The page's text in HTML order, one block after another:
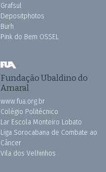
Grafsul
Depositphotos
Burh
Pink do Bem OSSEL
Fundação Ubaldino do
Amaral
www.fua.org.br
Colégio Politécnico
Lar Escola Monteiro Lobato
Liga Sorocabana de Combate ao
Câncer
Vila dos Velhinhos